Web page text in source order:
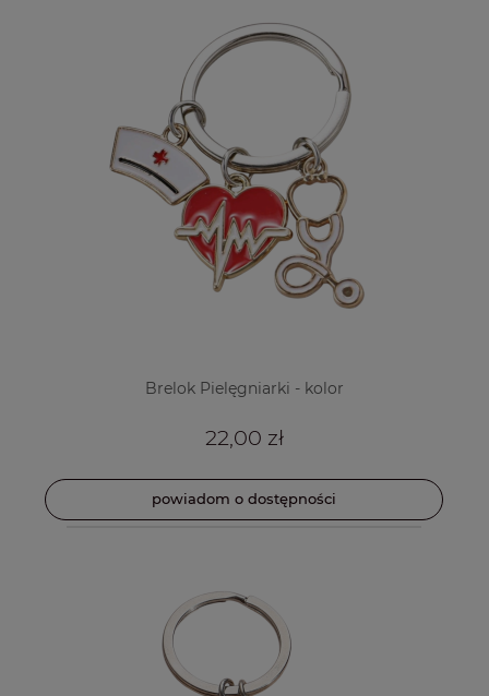
Brelok Pielęgniarki - kolor
22,00 zł
powiadom o dostępności